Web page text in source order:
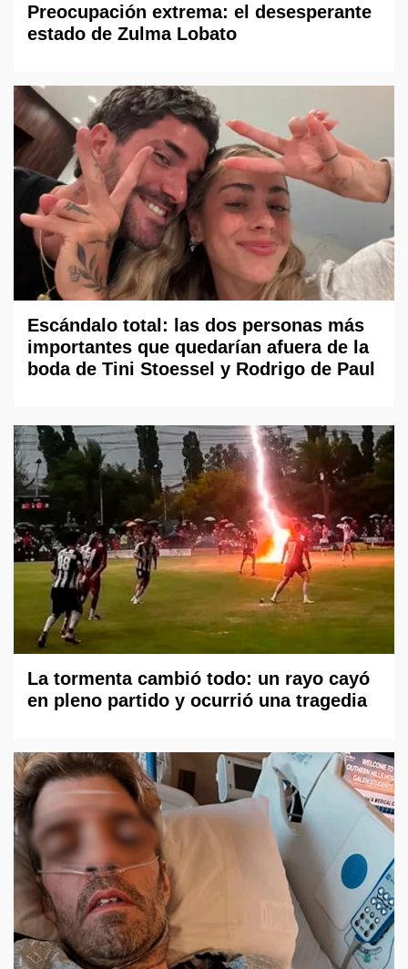
Preocupación extrema: el desesperante
estado de Zulma Lobato
Escándalo total: las dos personas más
importantes que quedarían afuera de la
boda de Tini Stoessel y Rodrigo de Paul
La tormenta cambió todo: un rayo cayó
en pleno partido y ocurrió una tragedia